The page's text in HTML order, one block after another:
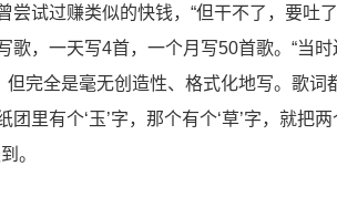
尝试过赚类似的快钱，“但干不了，要吐
歌，一天写4首，一个月写50首歌。“当
完全是毫无创造性、格式化地写。歌词
里有个‘玉’字，那个有个‘草’字，就把
。